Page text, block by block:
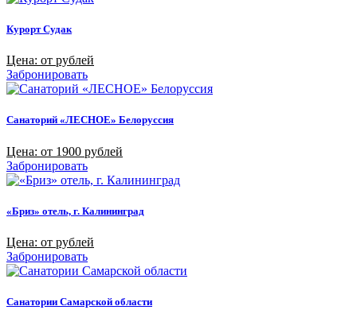
Курорт Судак
Цена: от рублей
Забронировать
Санаторий «ЛЕСНОЕ» Белоруссия
Цена: от 1900 рублей
Забронировать
«Бриз» отель, г. Калининград
Цена: от рублей
Забронировать
Санатории Самарской области